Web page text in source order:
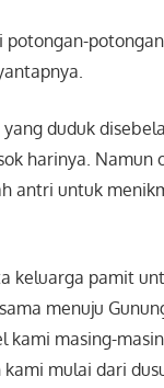
duduk
harinya.
antri untuk
keluarga pamit
menuju
masing-
mulai dari